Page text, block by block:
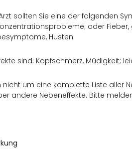
sollten Sie eine der folgenden
oder
Husten.
sind: Kopfschmerz, Müdigkeit;
um eine komplette Liste aller
andere Nebeneffekte. Bitte